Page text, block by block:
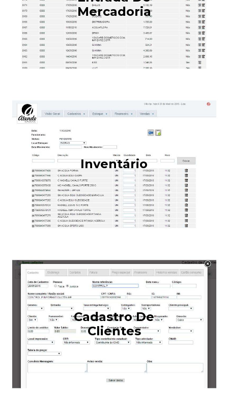
Mercadoria
Inventário
Cadastro De
Clientes